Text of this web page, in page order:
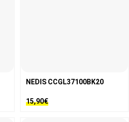
NEDIS CCGL37100BK20
15,90€